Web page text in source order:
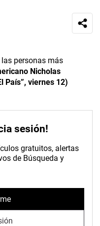
las personas más
Nicholas
País”, viernes 12)
sesión!
gratuitos, alertas
de Búsqueda y